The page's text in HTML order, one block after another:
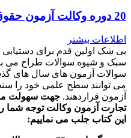
20 دوره وکالت آزمون حقوق تجارت – چتردانش
اطلاعات بیشتر
بی شک اولین قدم برای دستیابی
سبک و شیوه سوالات طراح می
سوالات آزمون های سال های
می توانند سطح علمی خود را
آزمون قراردهند.
تجارت آزمون وکالت توجه شما
این کتاب جلب می نماییم: